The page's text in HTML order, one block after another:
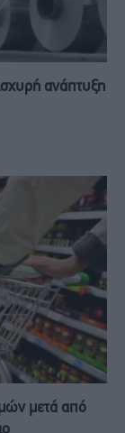
ανάπτυξη
μετά από